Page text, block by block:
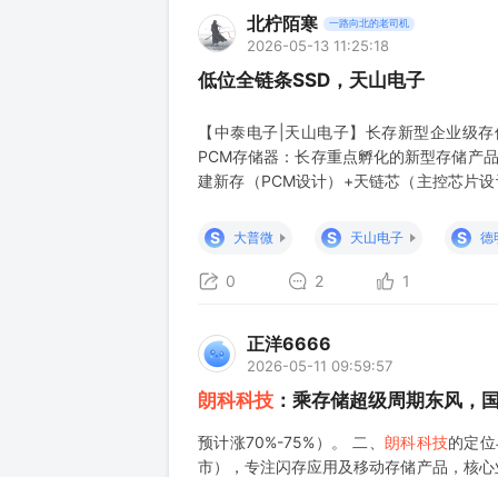
北柠陌寒 一路向北的老司机
2026-05-13 11:25:18
低位全链条SSD，天山电子
【中泰电子|天山电子】长存新型企业级
PCM存储器：长存重点孵化的新型存储产
建新存（PCM设计）+天链芯（主控芯片
固态硬盘，中国企业级存储（
厂
S 大普微 S 天山电子 S 德
0 2 1
正洋6666
2026-05-11 09:59:57
朗科科技 ：乘存储超级周期东风，
预计涨70%-75%）。 二、 朗科科技的定
市），专注闪存应用及移动存储产品，核